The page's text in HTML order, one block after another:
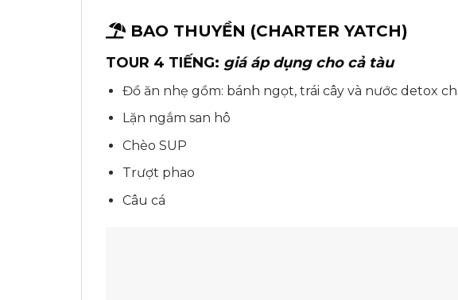
BAO THUYỀN (CHARTER YATCH)
TOUR 4 TIẾNG: giá áp dụng cho cả tàu
Đồ ăn nhẹ gồm: bánh ngọt, trái cây và nước detox
Lặn ngắm san hô
Chèo SUP
Trượt phao
Câu cá